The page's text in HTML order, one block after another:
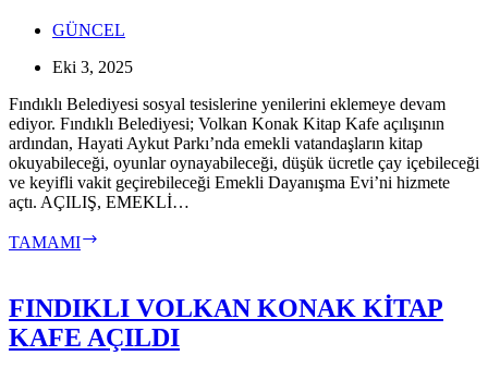
GÜNCEL
Eki 3, 2025
Fındıklı Belediyesi sosyal tesislerine yenilerini eklemeye devam
ediyor. Fındıklı Belediyesi; Volkan Konak Kitap Kafe açılışının
ardından, Hayati Aykut Parkı’nda emekli vatandaşların kitap
okuyabileceği, oyunlar oynayabileceği, düşük ücretle çay içebileceği
ve keyifli vakit geçirebileceği Emekli Dayanışma Evi’ni hizmete
açtı. AÇILIŞ, EMEKLİ…
TAMAMI
EVİ
AÇILDI
FINDIKLI VOLKAN KONAK KİTAP
KAFE AÇILDI